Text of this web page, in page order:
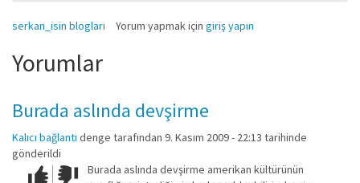
serkan_isin blogları Yorum yapmak için giriş yapın
Yorumlar
Burada aslında devşirme
Kalıcı bağlantı denge tarafından 9. Kasım 2009 - 22:13 tarihinde
gönderildi
Çok iyi!O
Burada aslında devşirme amerikan kültürünün